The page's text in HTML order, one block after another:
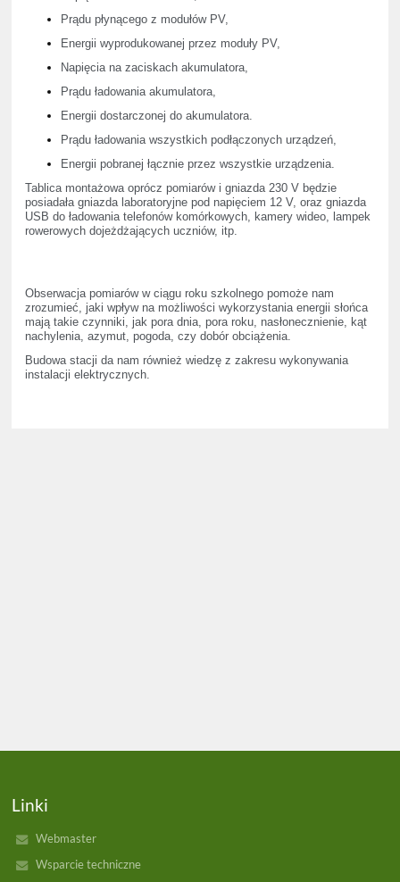
Prądu płynącego z modułów PV,
Energii wyprodukowanej przez moduły PV,
Napięcia na zaciskach akumulatora,
Prądu ładowania akumulatora,
Energii dostarczonej do akumulatora.
Prądu ładowania wszystkich podłączonych urządzeń,
Energii pobranej łącznie przez wszystkie urządzenia.
Tablica montażowa oprócz pomiarów i gniazda 230 V będzie
posiadała gniazda laboratoryjne pod napięciem 12 V, oraz gniazda
USB do ładowania telefonów komórkowych, kamery wideo, lampek
rowerowych dojeżdżających uczniów, itp.
Obserwacja pomiarów w ciągu roku szkolnego pomoże nam
zrozumieć, jaki wpływ na możliwości wykorzystania energii słońca
mają takie czynniki, jak pora dnia, pora roku, nasłonecznienie, kąt
nachylenia, azymut, pogoda, czy dobór obciążenia.
Budowa stacji da nam również wiedzę z zakresu wykonywania
instalacji elektrycznych.
Linki
Webmaster
Wsparcie techniczne